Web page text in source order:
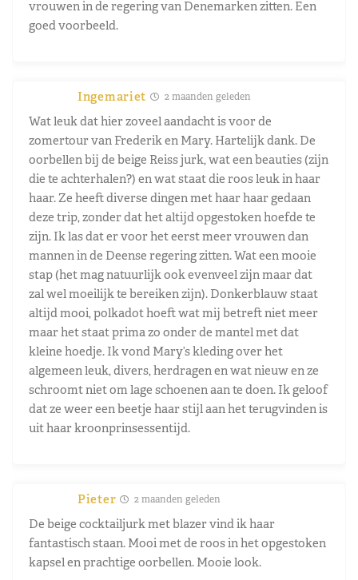
vrouwen in de regering van Denemarken zitten. Een
goed voorbeeld.
Ingemariet 2 maanden geleden
Wat leuk dat hier zoveel aandacht is voor de
zomertour van Frederik en Mary. Hartelijk dank. De
oorbellen bij de beige Reiss jurk, wat een beauties (zijn
die te achterhalen?) en wat staat die roos leuk in haar
haar. Ze heeft diverse dingen met haar haar gedaan
deze trip, zonder dat het altijd opgestoken hoefde te
zijn. Ik las dat er voor het eerst meer vrouwen dan
mannen in de Deense regering zitten. Wat een mooie
stap (het mag natuurlijk ook evenveel zijn maar dat
zal wel moeilijk te bereiken zijn). Donkerblauw staat
altijd mooi, polkadot hoeft wat mij betreft niet meer
maar het staat prima zo onder de mantel met dat
kleine hoedje. Ik vond Mary’s kleding over het
algemeen leuk, divers, herdragen en wat nieuw en ze
schroomt niet om lage schoenen aan te doen. Ik geloof
dat ze weer een beetje haar stijl aan het terugvinden is
uit haar kroonprinsessentijd.
Pieter 2 maanden geleden
De beige cocktailjurk met blazer vind ik haar
fantastisch staan. Mooi met de roos in het opgestoken
kapsel en prachtige oorbellen. Mooie look.